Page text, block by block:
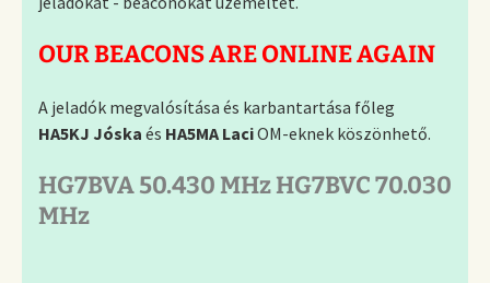
OUR BEACONS ARE ONLINE AGAIN
A jeladók megvalósítása és karbantartása főleg
HA5KJ Jóska és HA5MA LaciOM-eknek köszönhető.
HG7BVA 50.430 MHz HG7BVC 70.030
MHz